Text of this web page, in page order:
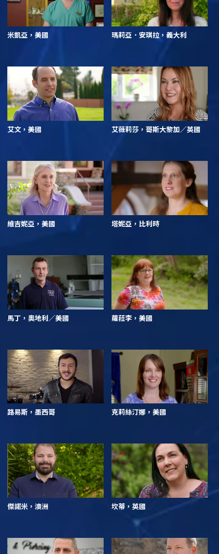
米凱亞，美國 瑪莉亞．安琪拉，義大利
艾文，美國 艾薇莉莎，哥斯大黎加／英國
維吉妮亞，美國 塔妮亞，比利時
馬丁，奧地利／美國 蘿菈李，美國
路易斯，墨西哥 克莉絲汀娜，美國
傑諾米，澳洲 坎蒂，英國